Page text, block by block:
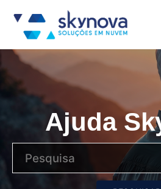
Ajuda